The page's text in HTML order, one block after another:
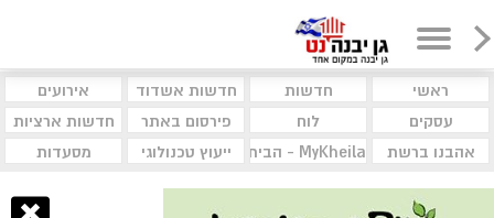
ראשי חדשות חדשות אשדוד
אירועים
עסקים
לוח פירסום באתר
חדשות ארציות
אהבנו ברשת
MyKheila - הבית לעסקים וקהילות ייעוץ טכנולוגי מסעדות